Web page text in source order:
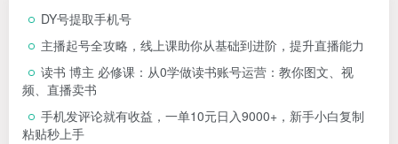
DY号提取手机号
主播起号全攻略，线上课助你从基础到进阶，提升直播能力
读书 博主 必修课：从0学做读书账号运营：教你图文、视
频、直播卖书
手机发评论就有收益，一单10元日入9000+，新手小白复制
粘贴秒上手